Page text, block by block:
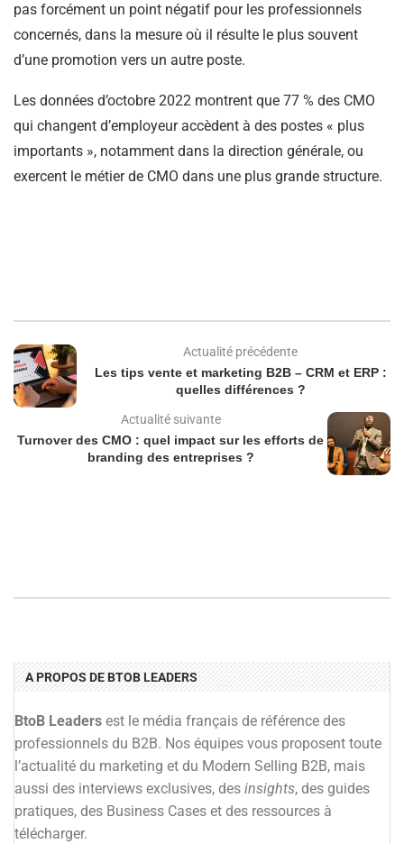
pas forcément un point négatif pour les professionnels
concernés, dans la mesure où il résulte le plus souvent
d’une promotion vers un autre poste.
Les données d’octobre 2022 montrent que 77 % des CMO
qui changent d’employeur accèdent à des postes « plus
importants », notamment dans la direction générale, ou
exercent le métier de CMO dans une plus grande structure.
Actualité précédente
Les tips vente et marketing B2B – CRM et ERP :
quelles différences ?
Actualité suivante
Turnover des CMO : quel impact sur les efforts de
branding des entreprises ?
A PROPOS DE BTOB LEADERS
BtoB Leaders est le média français de référence des
professionnels du B2B. Nos équipes vous proposent toute
l’actualité du marketing et du Modern Selling B2B, mais
aussi des interviews exclusives, des insights, des guides
pratiques, des Business Cases et des ressources à
télécharger.